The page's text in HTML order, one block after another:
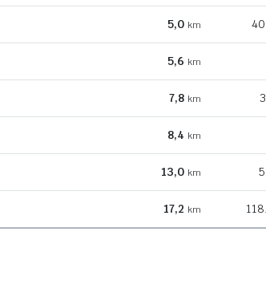
5,0 km
5,6 km
7,8 km
8,4 km
13,0 km
17,2 km